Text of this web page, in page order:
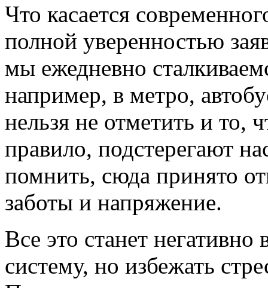
Что касается
полной уверенностью
мы ежедневно
например, в метро,
нельзя не отметить и то,
правило, подстерегают
помнить, сюда принято
заботы и напряжение.
Все это станет
систему, но избежать